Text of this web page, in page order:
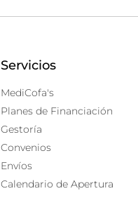
Servicios
MediCofa's
Planes de Financiación
Gestoría
Convenios
Envíos
Calendario de Apertura